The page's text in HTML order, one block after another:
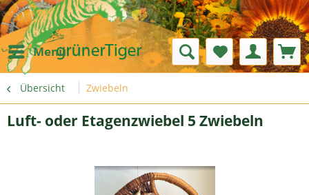
Menü
Übersicht Zwiebeln
Luft- oder Etagenzwiebel 5 Zwiebeln